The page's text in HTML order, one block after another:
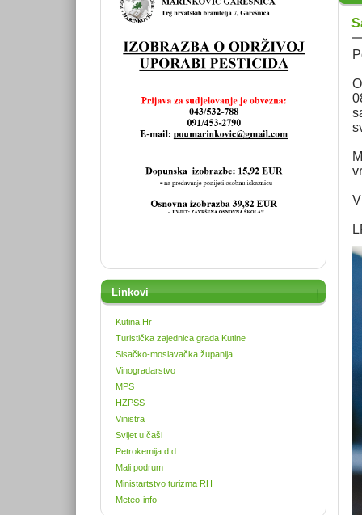
Linkovi
Kutina.Hr
Turistička zajednica grada Kutine
Sisačko-moslavačka županija
Vinogradarstvo
MPS
HZPSS
Vinistra
Svijet u čaši
Petrokemija d.d.
Mali podrum
Ministartstvo turizma RH
Meteo-info